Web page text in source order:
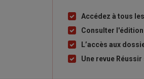
Liste
à
puce
Accédez à tous
Consulter
L’accès aux
Une revue